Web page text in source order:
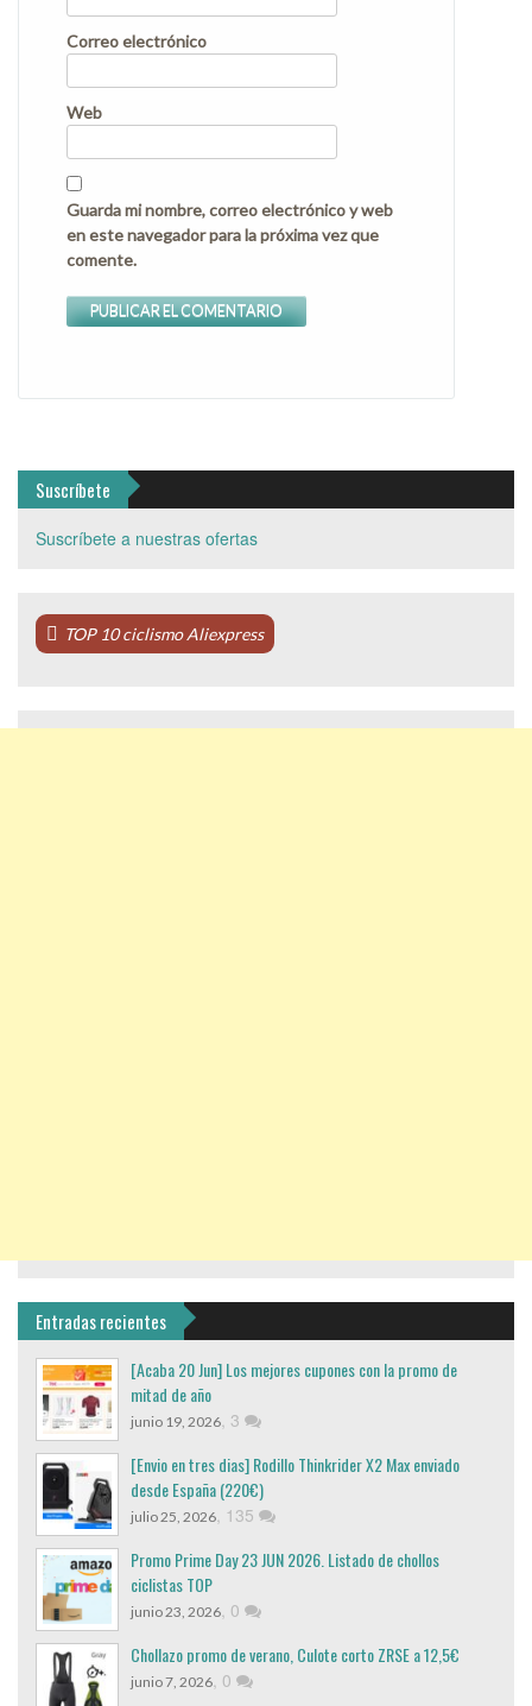
Correo electrónico
Web
Guarda mi nombre, correo electrónico y web
en este navegador para la próxima vez que
comente.
Suscríbete
Suscríbete a nuestras ofertas
TOP 10 ciclismo Aliexpress
Entradas recientes
[Acaba 20 Jun] Los mejores cupones con la promo de
mitad de año
junio 19, 2026 3
[Envio en tres dias] Rodillo Thinkrider X2 Max enviado
desde España (220€)
julio 25, 2026 135
Promo Prime Day 23 JUN 2026. Listado de chollos
ciclistas TOP
junio 23, 2026 0
Chollazo promo de verano, Culote corto ZRSE a 12,5€
junio 7, 2026 0